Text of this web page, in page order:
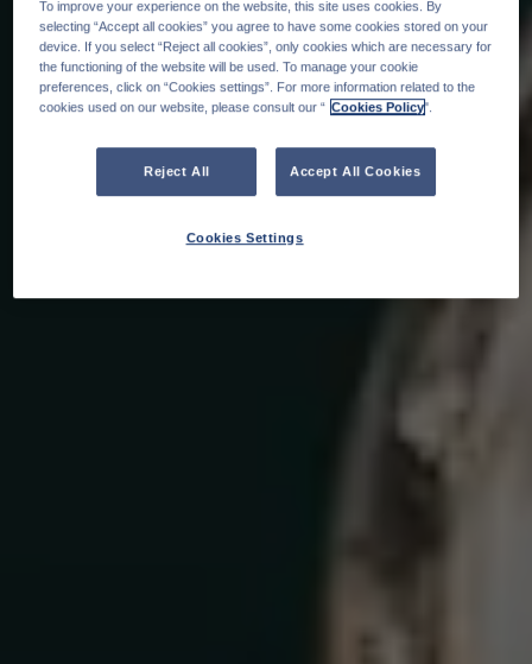
To improve your experience on the website, this site uses cookies. By
selecting “Accept all cookies” you agree to have some cookies stored on your
device. If you select “Reject all cookies”, only cookies which are necessary for
the functioning of the website will be used. To manage your cookie
preferences, click on “Cookies settings”. For more information related to the
cookies used on our website, please consult our “ Cookies Policy".
Reject All Accept All Cookies
Cookies Settings